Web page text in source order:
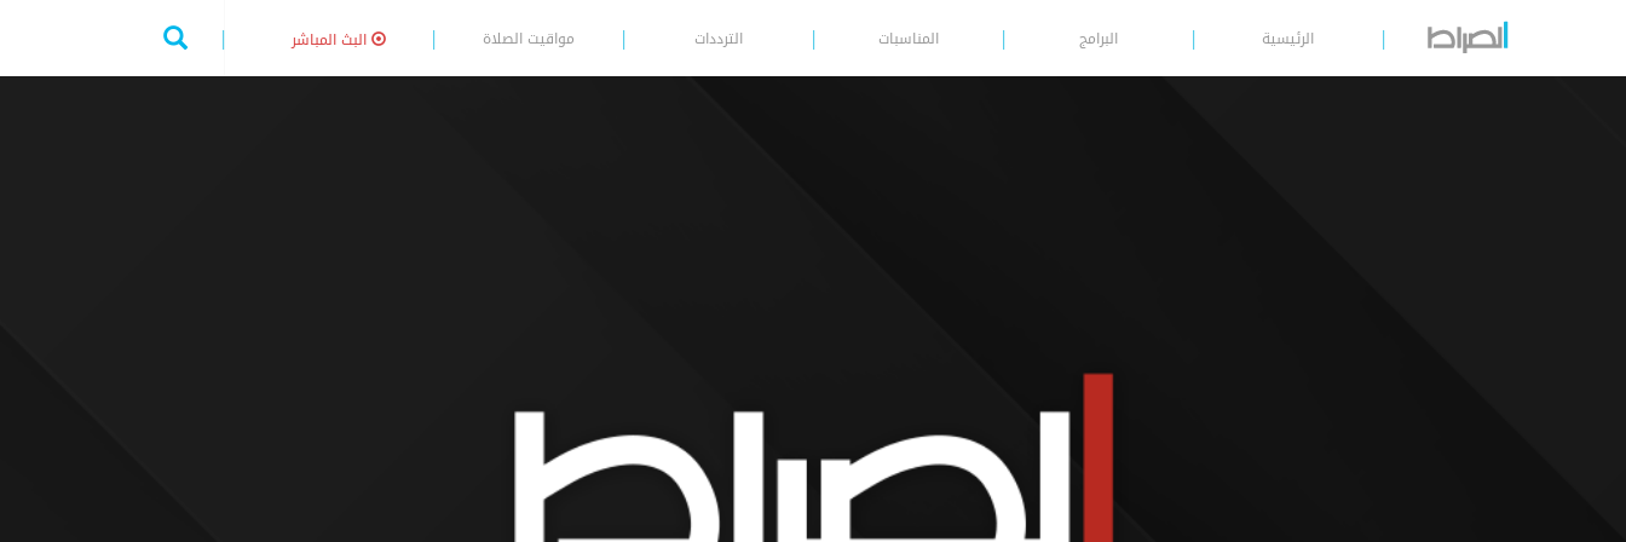
الرئيسية البرامج المناسبات الترددات مواقيت الصلاة البث المباشر